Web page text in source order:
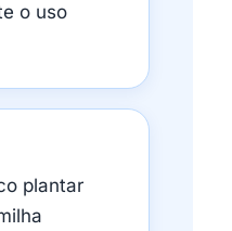
o uso
plantar